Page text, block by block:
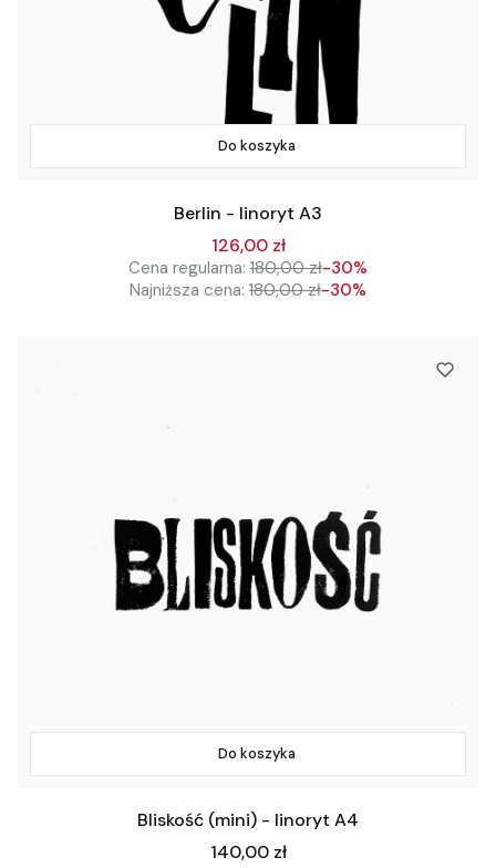
Do koszyka
Berlin - linoryt A3
126,00 zł
Cena regularna: 180,00 zł-30%
Najniższa cena: 180,00 zł-30%
Do koszyka
Bliskość (mini) - linoryt A4
Cena
140,00 zł